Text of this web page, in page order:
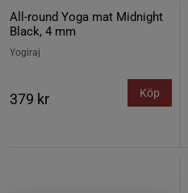
All-round Yoga mat Midnight
Black, 4 mm
Yogiraj
379 kr Köp